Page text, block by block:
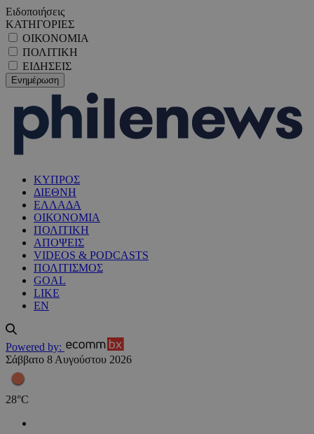
Ειδοποιήσεις
ΚΑΤΗΓΟΡΙΕΣ
ΟΙΚΟΝΟΜΙΑ
ΠΟΛΙΤΙΚΗ
ΕΙΔΗΣΕΙΣ
ΚΥΠΡΟΣ
ΔΙΕΘΝΗ
ΕΛΛΑΔΑ
ΟΙΚΟΝΟΜΙΑ
ΠΟΛΙΤΙΚΗ
ΑΠΟΨΕΙΣ
VIDEOS & PODCASTS
ΠΟΛΙΤΙΣΜΟΣ
GOAL
LIKE
EN
Powered by:
Σάββατο 8 Αυγούστου 2026
28°C